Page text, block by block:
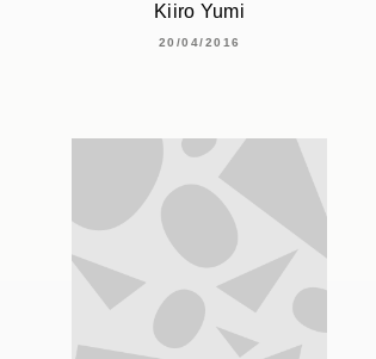
Kiiro Yumi
20/04/2016